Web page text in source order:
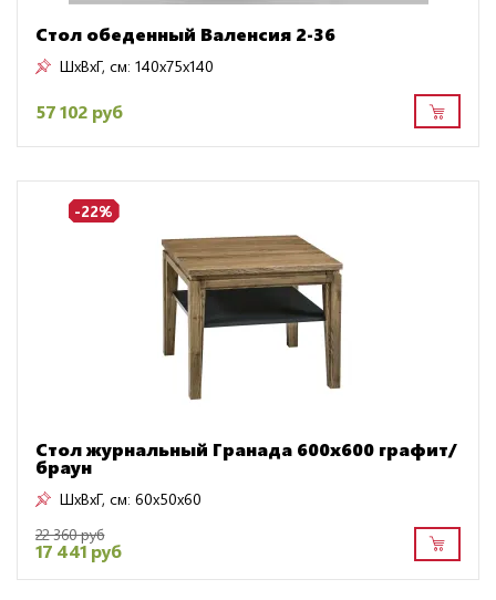
Стол обеденный Валенсия 2-36
ШxВxГ, см: 140x75x140
57 102 руб
-22%
Стол журнальный Гранада 600х600 графит/
браун
ШxВxГ, см: 60x50x60
22 360 руб
17 441 руб